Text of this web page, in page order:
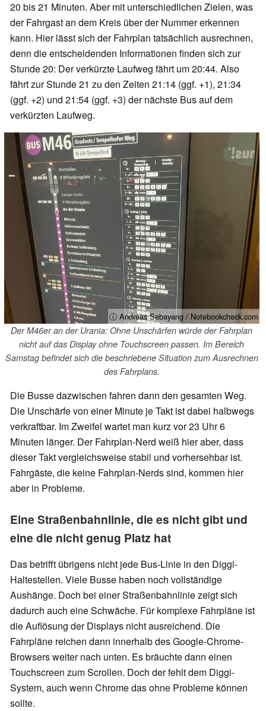
20 bis 21 Minuten. Aber mit unterschiedlichen Zielen, was
der Fahrgast an dem Kreis über der Nummer erkennen
kann. Hier lässt sich der Fahrplan tatsächlich ausrechnen,
denn die entscheidenden Informationen finden sich zur
Stunde 20: Der verkürzte Laufweg fährt um 20:44. Also
fährt zur Stunde 21 zu den Zeiten 21:14 (ggf. +1), 21:34
(ggf. +2) und 21:54 (ggf. +3) der nächste Bus auf dem
verkürzten Laufweg.
ⓘ Andreas Sebayang / Notebookcheck.com
Der M46er an der Urania: Ohne Unschärfen würde der Fahrplan
nicht auf das Display ohne Touchscreen passen. Im Bereich
Samstag befindet sich die beschriebene Situation zum Ausrechnen
des Fahrplans.
Die Busse dazwischen fahren dann den gesamten Weg.
Die Unschärfe von einer Minute je Takt ist dabei halbwegs
verkraftbar. Im Zweifel wartet man kurz vor 23 Uhr 6
Minuten länger. Der Fahrplan-Nerd weiß hier aber, dass
dieser Takt vergleichsweise stabil und vorhersehbar ist.
Fahrgäste, die keine Fahrplan-Nerds sind, kommen hier
aber in Probleme.
Eine Straßenbahnlinie, die es nicht gibt und
eine die nicht genug Platz hat
Das betrifft übrigens nicht jede Bus-Linie in den Diggi-
Haltestellen. Viele Busse haben noch vollständige
Aushänge. Doch bei einer Straßenbahnlinie zeigt sich
dadurch auch eine Schwäche. Für komplexe Fahrpläne ist
die Auflösung der Displays nicht ausreichend. Die
Fahrpläne reichen dann innerhalb des Google-Chrome-
Browsers weiter nach unten. Es bräuchte dann einen
Touchscreen zum Scrollen. Doch der fehlt dem Diggi-
System, auch wenn Chrome das ohne Probleme können
sollte.